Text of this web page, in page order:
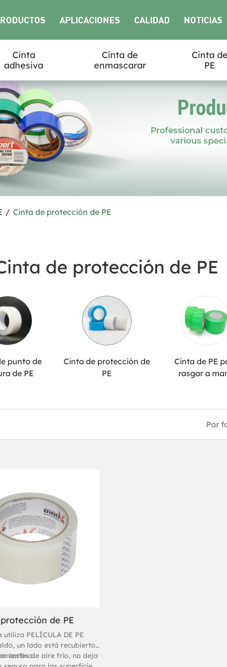
APLICACIONES CALIDAD NOTICIAS
Cinta
adhesiva
Cinta de
enmascarar
Cinta de
PE
/ Cinta de protección de PE
de protección de PE
punto de
de PE
Cinta de protección de
PE
Cinta de PE
rasgar a
de PE
utiliza PELÍCULA DE PE
un lado está recubierto
acrílico.de aire frío, no deja